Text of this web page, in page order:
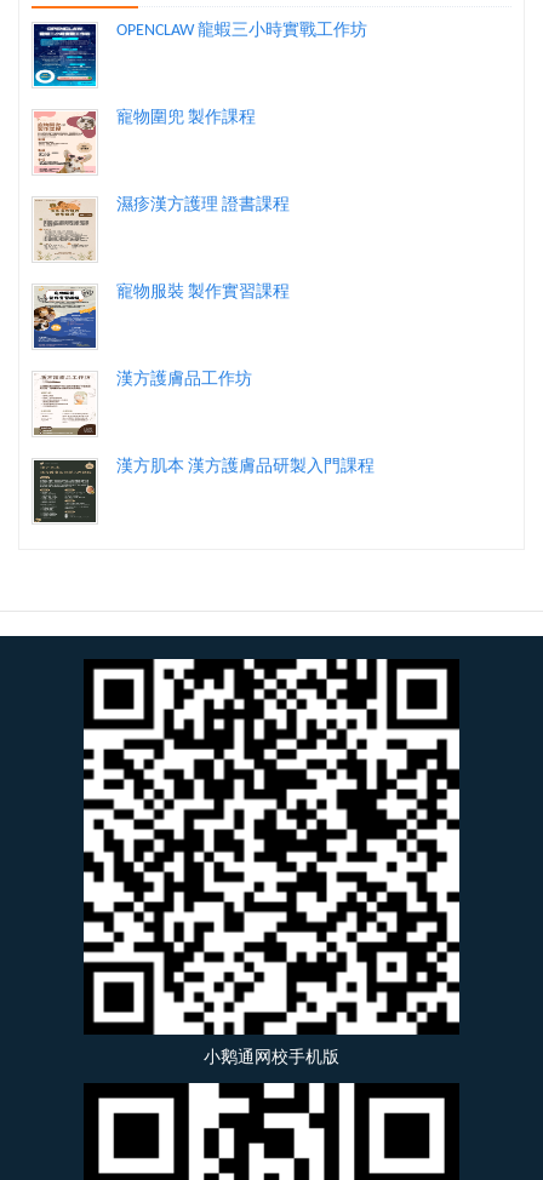
OPENCLAW 龍蝦三小時實戰工作坊
寵物圍兜 製作課程
濕疹漢方護理 證書課程
寵物服裝 製作實習課程
漢方護膚品工作坊
漢方肌本 漢方護膚品研製入門課程
小鹅通网校手机版